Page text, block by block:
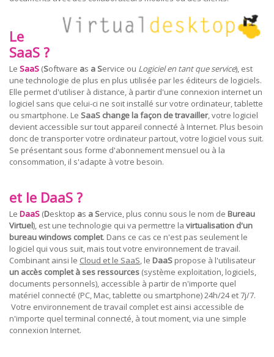
Le
SaaS ?
Le SaaS (Software as a Service ou Logiciel en tant que service), est
une technologie de plus en plus utilisée par les éditeurs de logiciels.
Elle permet d'utiliser à distance, à partir d'une connexion internet un
logiciel sans que celui-ci ne soit installé sur votre ordinateur, tablette
ou smartphone. Le SaaS change la façon de travailler, votre logiciel
devient accessible sur tout appareil connecté à Internet. Plus besoin
donc de transporter votre ordinateur partout, votre logiciel vous suit.
Se présentant sous forme d'abonnement mensuel ou à la
consommation, il s'adapte à votre besoin.
et le DaaS ?
Le DaaS (Desktop as a Service, plus connu sous le nom de Bureau
Virtuel), est une technologie qui va permettre la virtualisation d'un
bureau windows complet. Dans ce cas ce n'est pas seulement le
logiciel qui vous suit, mais tout votre environnement de travail.
Combinant ainsi le Cloud et le SaaS, le DaaS propose à l'utilisateur
un accès complet à ses ressources (système exploitation, logiciels,
documents personnels), accessible à partir de n'importe quel
matériel connecté (PC, Mac, tablette ou smartphone) 24h/24 et 7j/7.
Votre environnement de travail complet est ainsi accessible de
n'importe quel terminal connecté, à tout moment, via une simple
connexion Internet.